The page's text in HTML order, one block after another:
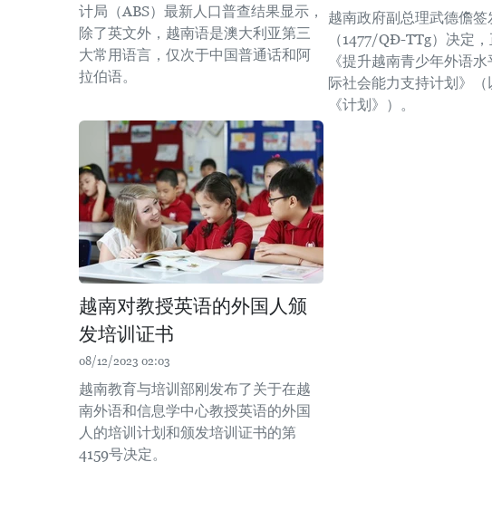
计局（ABS）最新人口普查结果显示，
除了英文外，越南语是澳大利亚第三
大常用语言，仅次于中国普通话和阿
拉伯语。
越南政府副总理武德儋签
（1477/QĐ-TTg）决定
《提升越南青少年外语
际社会能力支持计划》（
《计划》）。
越南对教授英语的外国人颁
发培训证书
08/12/2023 02:03
越南教育与培训部刚发布了关于在越
南外语和信息学中心教授英语的外国
人的培训计划和颁发培训证书的第
4159号决定。